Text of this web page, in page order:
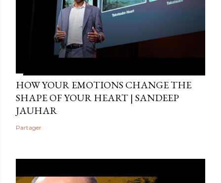
HOW YOUR EMOTIONS CHANGE THE
SHAPE OF YOUR HEART | SANDEEP
JAUHAR
Partager